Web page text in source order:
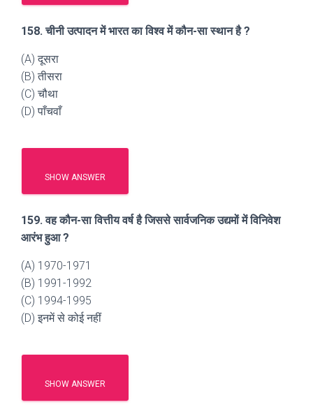
158. चीनी उत्पादन में भारत का विश्व में कौन-सा स्थान है ?
(A) दूसरा
(B) तीसरा
(C) चौथा
(D) पाँचवाँ
SHOW ANSWER
159. वह कौन-सा वित्तीय वर्ष है जिससे सार्वजनिक उद्यमों में विनिवेश
आरंभ हुआ ?
(A) 1970-1971
(B) 1991-1992
(C) 1994-1995
(D) इनमें से कोई नहीं
SHOW ANSWER